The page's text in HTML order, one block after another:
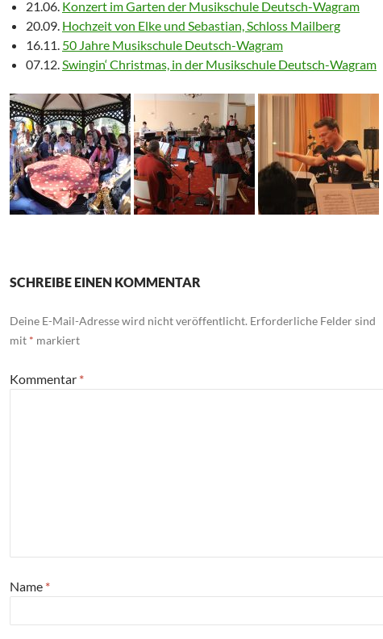
21.06. Konzert im Garten der Musikschule Deutsch-Wagram
20.09. Hochzeit von Elke und Sebastian, Schloss Mailberg
16.11. 50 Jahre Musikschule Deutsch-Wagram
07.12.Swingin‘ Christmas, in der Musikschule Deutsch-Wagram
SCHREIBE EINEN KOMMENTAR
Deine E-Mail-Adresse wird nicht veröffentlicht. Erforderliche Felder sind
mit * markiert
Kommentar *
Name *